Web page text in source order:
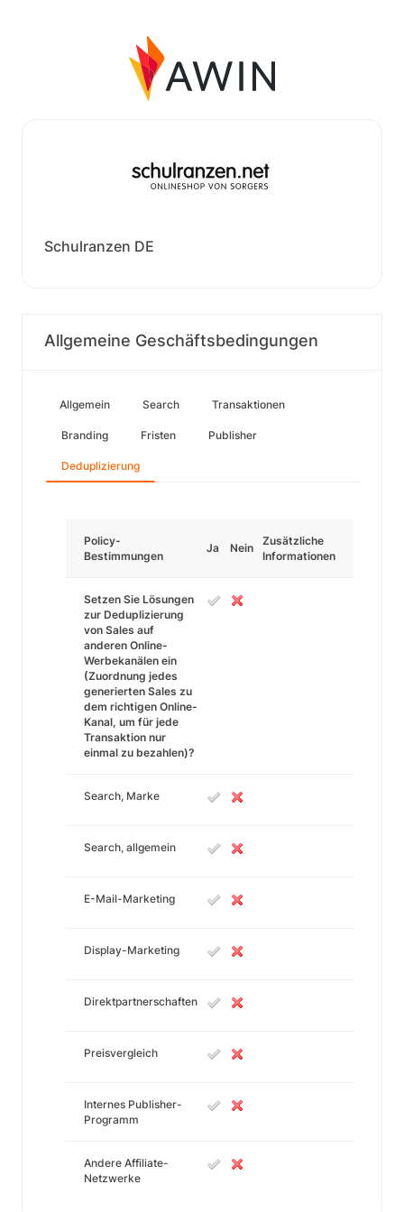
Schulranzen DE
Allgemeine Geschäftsbedingungen
Allgemein Search Transaktionen
Branding Fristen Publisher
Deduplizierung
Policy-
Bestimmungen
Ja Nein
Zusätzliche
Informationen
Setzen Sie Lösungen
zur Deduplizierung
von Sales auf
anderen Online-
Werbekanälen ein
(Zuordnung jedes
generierten Sales zu
dem richtigen Online-
Kanal, um für jede
Transaktion nur
einmal zu bezahlen)?
Search, Marke
Search, allgemein
E-Mail-Marketing
Display-Marketing
Direktpartnerschaften
Preisvergleich
Internes Publisher-
Programm
Andere Affiliate-
Netzwerke